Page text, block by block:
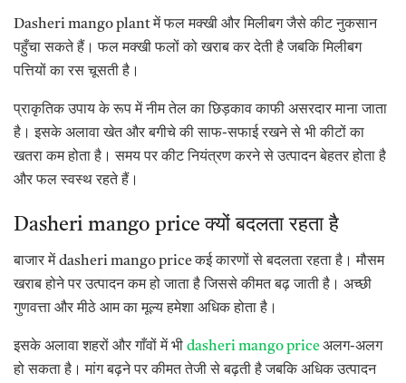
Dasheri mango plant में फल मक्खी और मिलीबग जैसे कीट नुकसान
पहुँचा सकते हैं। फल मक्खी फलों को खराब कर देती है जबकि मिलीबग
पत्तियों का रस चूसती है।
प्राकृतिक उपाय के रूप में नीम तेल का छिड़काव काफी असरदार माना जाता
है। इसके अलावा खेत और बगीचे की साफ-सफाई रखने से भी कीटों का
खतरा कम होता है। समय पर कीट नियंत्रण करने से उत्पादन बेहतर होता है
और फल स्वस्थ रहते हैं।
Dasheri mango price क्यों बदलता रहता है
बाजार में dasheri mango price कई कारणों से बदलता रहता है। मौसम
खराब होने पर उत्पादन कम हो जाता है जिससे कीमत बढ़ जाती है। अच्छी
गुणवत्ता और मीठे आम का मूल्य हमेशा अधिक होता है।
इसके अलावा शहरों और गाँवों में भी dasheri mango priceअलग-अलग
हो सकता है। मांग बढ़ने पर कीमत तेजी से बढ़ती है जबकि अधिक उत्पादन